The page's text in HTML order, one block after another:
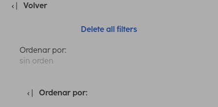
Volver
Delete all filters
Ordenar por:
sin orden
Ordenar por: